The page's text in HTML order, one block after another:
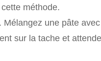
méthode.
une pâte
sur la tache et